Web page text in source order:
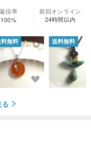
返信率
100%
前回オンライン
24時間以内
無料 送料無料